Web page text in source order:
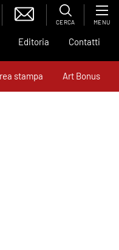
CERCA MENU
Editoria Contatti
stampa Art Bonus